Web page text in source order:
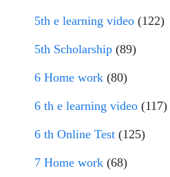
5th e learning video (122)
5th Scholarship (89)
6 Home work (80)
6 th e learning video (117)
6 th Online Test (125)
7 Home work (68)